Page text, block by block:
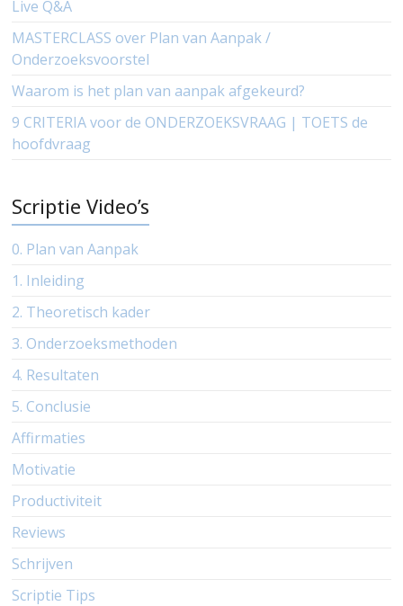
Live Q&A
MASTERCLASS over Plan van Aanpak /
Onderzoeksvoorstel
Waarom is het plan van aanpak afgekeurd?
9 CRITERIA voor de ONDERZOEKSVRAAG | TOETS de
hoofdvraag
Scriptie Video’s
0. Plan van Aanpak
1. Inleiding
2. Theoretisch kader
3. Onderzoeksmethoden
4. Resultaten
5. Conclusie
Affirmaties
Motivatie
Productiviteit
Reviews
Schrijven
Scriptie Tips